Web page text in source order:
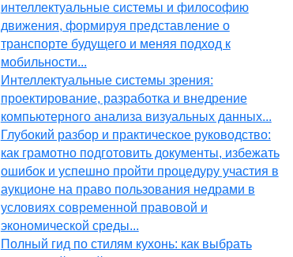
интеллектуальные системы и философию
движения, формируя представление о
транспорте будущего и меняя подход к
мобильности...
Интеллектуальные системы зрения:
проектирование, разработка и внедрение
компьютерного анализа визуальных данных...
Глубокий разбор и практическое руководство:
как грамотно подготовить документы, избежать
ошибок и успешно пройти процедуру участия в
аукционе на право пользования недрами в
условиях современной правовой и
экономической среды...
Полный гид по стилям кухонь: как выбрать